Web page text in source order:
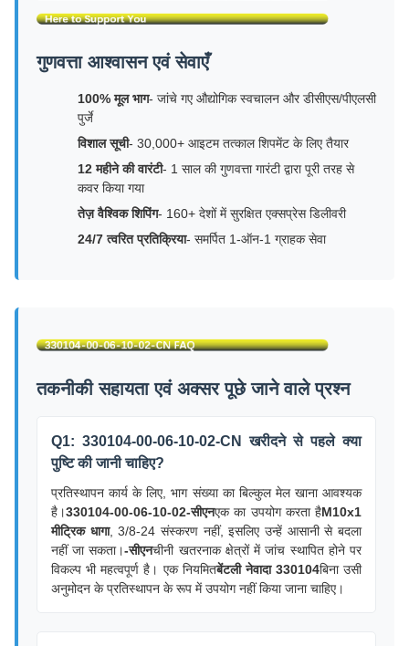
गुणवत्ता आश्वासन एवं सेवाएँ
100% मूल भाग- जांचे गए औद्योगिक स्वचालन और डीसीएस/पीएलसी
पुर्जे
विशाल सूची- 30,000+ आइटम तत्काल शिपमेंट के लिए तैयार
12 महीने की वारंटी- 1 साल की गुणवत्ता गारंटी द्वारा पूरी तरह से
कवर किया गया
तेज़ वैश्विक शिपिंग- 160+ देशों में सुरक्षित एक्सप्रेस डिलीवरी
24/7 त्वरित प्रतिक्रिया- समर्पित 1-ऑन-1 ग्राहक सेवा
तकनीकी सहायता एवं अक्सर पूछे जाने वाले प्रश्न
Q1: 330104-00-06-10-02-CN खरीदने से पहले क्या
पुष्टि की जानी चाहिए?
प्रतिस्थापन कार्य के लिए, भाग संख्या का बिल्कुल मेल खाना आवश्यक
है।330104-00-06-10-02-सीएनएक का उपयोग करता हैM10x1
मीट्रिक धागा, 3/8-24 संस्करण नहीं, इसलिए उन्हें आसानी से बदला
नहीं जा सकता।-सीएनचीनी खतरनाक क्षेत्रों में जांच स्थापित होने पर
विकल्प भी महत्वपूर्ण है। एक नियमितबेंटली नेवादा 330104बिना उसी
अनुमोदन के प्रतिस्थापन के रूप में उपयोग नहीं किया जाना चाहिए।